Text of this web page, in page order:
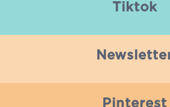
Tiktok
Pinterest